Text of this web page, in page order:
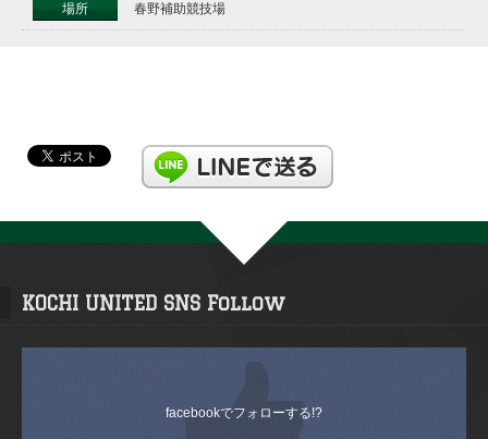
場所 春野補助競技場
KOCHI UNITED SNS Follow
facebookでフォローする!?